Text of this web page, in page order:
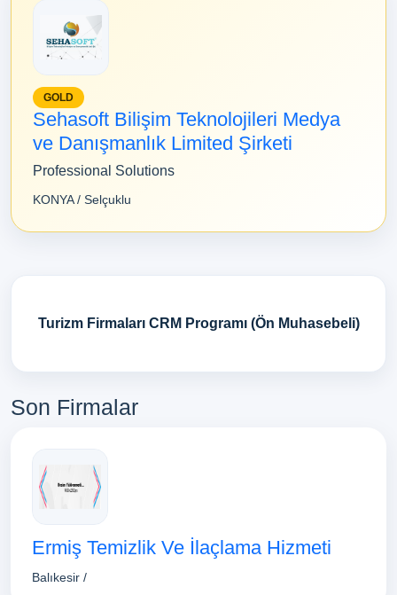
GOLD
Sehasoft Bilişim Teknolojileri Medya
ve Danışmanlık Limited Şirketi
Professional Solutions
KONYA / Selçuklu
Turizm Firmaları CRM Programı (Ön Muhasebeli)
Son Firmalar
Ermiş Temizlik Ve İlaçlama Hizmeti
Balıkesir /